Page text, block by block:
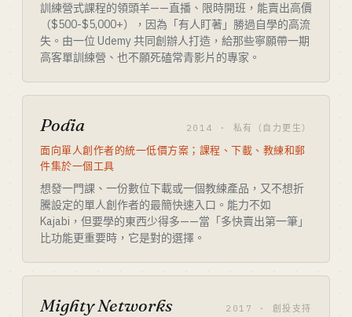
訓練營式課程的領頭羊——直播、限時開班，能賣出高價
（$500-$5,000+），因為「有人盯著」勝過自學的高流
失。由一位 Udemy 共同創辦人打造，給那些寧願帶一期
高客單訓練營、也不願死磕常青影片的專家。
Podia 2014 · 私有（自力更生）
面向單人創作者的統一低價方案；課程、下載、教練和郵
件集於一個工具
想發一門課、一份數位下載或一個教練產品，又不想折
騰設定的單人創作者的最簡快速入口。能力不如
Kajabi，但要學的東西少得多——當「多快賣出第一筆」
比功能更重要時，它是對的選擇。
Mighty Networks 2017 · 創投支持